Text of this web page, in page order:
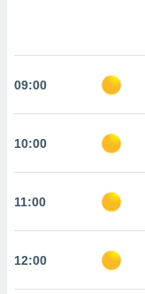
aceptar
de
sitio
que
sean
09:00
10:00
11:00
12:00